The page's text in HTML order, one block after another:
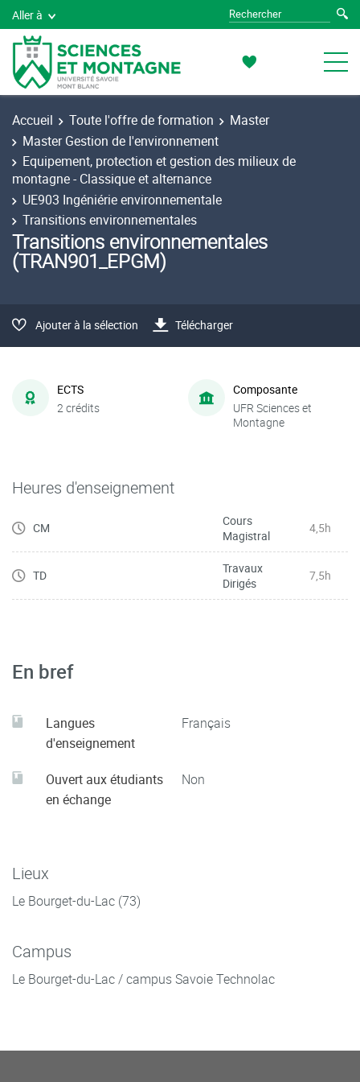
Aller à
Accueil Toute l'offre de formation
Master
Master Gestion de l'environnement
Equipement, protection et gestion des milieux de
montagne - Classique et alternance
UE903 Ingéniérie environnementale
Transitions environnementales
Transitions environnementales
(TRAN901_EPGM)
Ajouter à la sélection Télécharger
ECTS
2 crédits
Composante
UFR Sciences et
Montagne
Heures d'enseignement
CM
Cours
Magistral
4,5h
TD
Travaux
Dirigés
7,5h
En bref
Langues
d'enseignement
Français
Ouvert aux étudiants
en échange
Non
Lieux
Le Bourget-du-Lac (73)
Campus
Le Bourget-du-Lac / campus Savoie Technolac